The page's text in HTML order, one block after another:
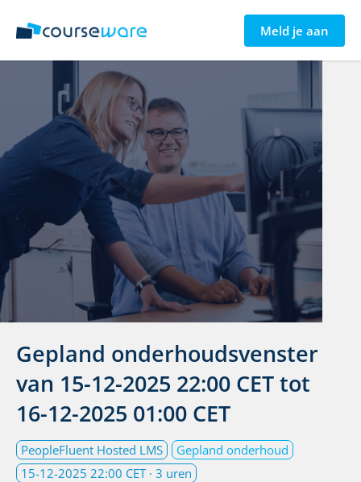
Meld je aan
Gepland onderhoudsvenster
van 15-12-2025 22:00 CETtot
16-12-2025 01:00 CET
Gepland onderhoud
PeopleFluent Hosted LMS
15-12-2025 22:00 CET · 3 uren